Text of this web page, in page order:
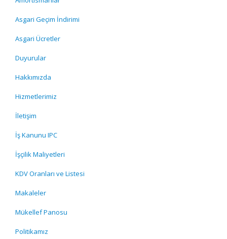
Asgari Geçim İndirimi
Asgari Ücretler
Duyurular
Hakkımızda
Hizmetlerimiz
İletişim
İş Kanunu IPC
İşçilik Maliyetleri
KDV Oranları ve Listesi
Makaleler
Mükellef Panosu
Politikamız